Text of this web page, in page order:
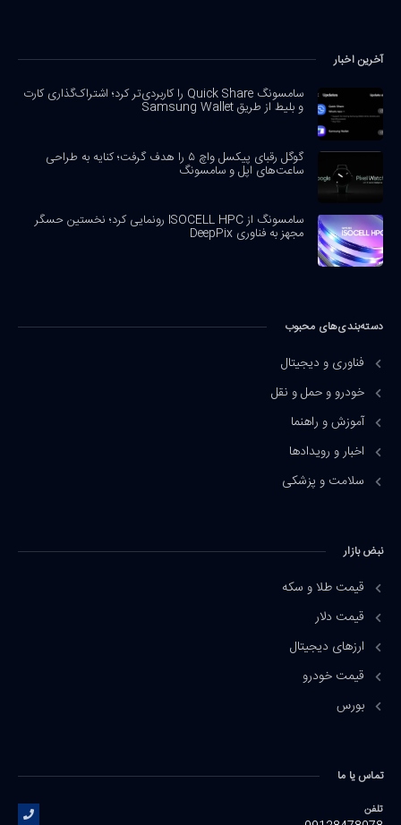
آخرین اخبار
سامسونگ Quick Share را کاربردی‌تر کرد؛ اشتراک‌گذاری کارت
و بلیط از طریق Samsung Wallet
گوگل رقبای پیکسل واچ ۵ را هدف گرفت؛ کنایه به طراحی
ساعت‌های اپل و سامسونگ
سامسونگ از ISOCELL HPC رونمایی کرد؛ نخستین حسگر
مجهز به فناوری DeepPix
دسته‌بندی‌های محبوب
فناوری و دیجیتال
خودرو و حمل و نقل
آموزش و راهنما
اخبار و رویدادها
سلامت و پزشکی
نبض بازار
قیمت طلا و سکه
قیمت دلار
ارزهای دیجیتال
قیمت خودرو
بورس
تماس یا ما
تلفن